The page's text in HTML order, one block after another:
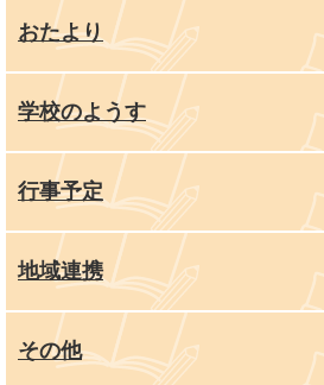
おたより
学校のようす
行事予定
地域連携
その他